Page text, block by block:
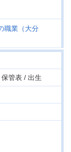
職業（大分
管表 / 出生